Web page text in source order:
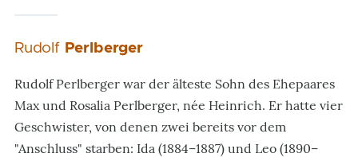
Rudolf Perlberger
Rudolf Perlberger war der älteste Sohn des Ehepaares
Max und Rosalia Perlberger, née Heinrich. Er hatte vier
Geschwister, von denen zwei bereits vor dem
"Anschluss" starben: Ida (1884–1887) und Leo (1890–